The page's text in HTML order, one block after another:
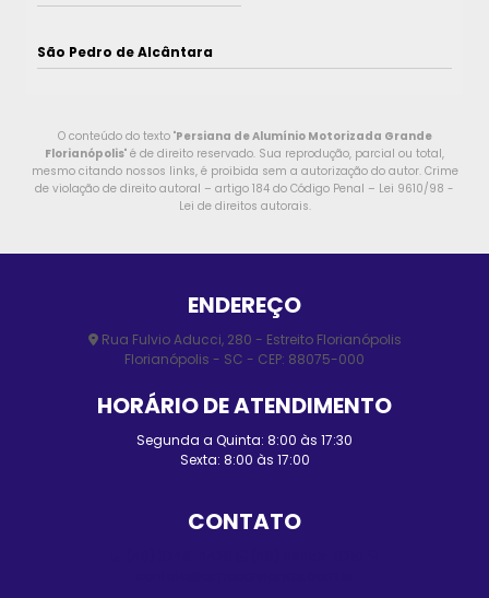
São Pedro de Alcântara
O conteúdo do texto "Persiana de Alumínio Motorizada Grande
Florianópolis" é de direito reservado. Sua reprodução, parcial ou total,
mesmo citando nossos links, é proibida sem a autorização do autor. Crime
de violação de direito autoral – artigo 184 do Código Penal – Lei 9610/98 -
Lei de direitos autorais.
ENDEREÇO
Rua Fulvio Aducci, 280 - Estreito Florianópolis
Florianópolis - SC - CEP: 88075-000
HORÁRIO DE ATENDIMENTO
Segunda a Quinta: 8:00 às 17:30
Sexta: 8:00 às 17:00
CONTATO